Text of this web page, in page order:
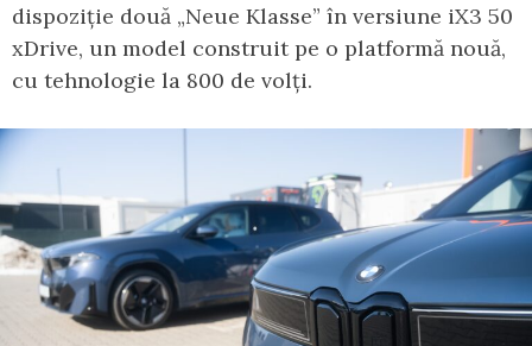
dispoziție două „Neue Klasse” în versiune iX3 50
xDrive, un model construit pe o platformă nouă,
cu tehnologie la 800 de volți.